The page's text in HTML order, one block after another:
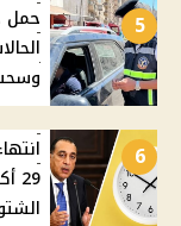
5
حمل
6